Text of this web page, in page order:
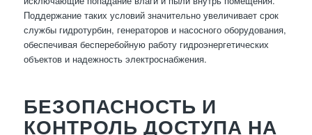
Поддержание таких условий значительно увеличивает срок
службы гидротурбин, генераторов и насосного оборудования,
обеспечивая бесперебойную работу гидроэнергетических
объектов и надежность электроснабжения.
БЕЗОПАСНОСТЬ И
КОНТРОЛЬ ДОСТУПА НА